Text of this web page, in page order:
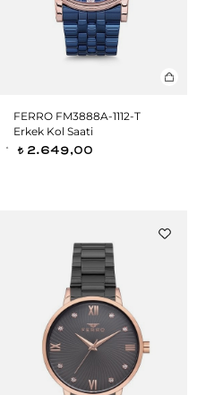
FERRO FM3888A-1112-T
Erkek Kol Saati
t 2.649,00